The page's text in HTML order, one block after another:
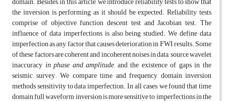
the inversion is performing as it should be expected. Reliability tests
comprise of objective function descent test and Jacobian test. The
influence of data imperfections is also being studied. We define data
imperfection as any factor that causes deterioration in FWI results. Some
of these factors are coherent and incoherent noises in data, source wavelet
inaccuracy in phase and amplitude,and the existence of gaps in the
seismic survey. We compare time and frequency domain inversion
methods sensitivity to data imperfection. In all cases, we found that time
domain full waveform inversion is more sensitive to imperfections in the